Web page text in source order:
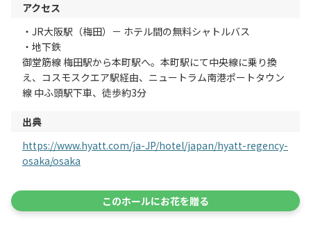
アクセス
・JR大阪駅（梅田）－ ホテル間の無料シャトルバス
・地下鉄
御堂筋線 梅田駅から本町駅へ。本町駅にて中央線に乗り換
え、コスモスクエア駅経由、ニュートラム南港ポートタウン
線 中ふ頭駅下車、徒歩約3分
出典
https://www.hyatt.com/ja-JP/hotel/japan/hyatt-regency-
osaka/osaka
このホールにお花を贈る